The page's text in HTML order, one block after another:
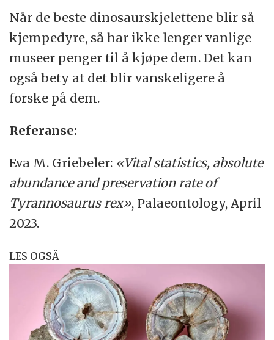
Når de beste dinosaurskjelettene blir så
kjempedyre, så har ikke lenger vanlige
museer penger til å kjøpe dem. Det kan
også bety at det blir vanskeligere å
forske på dem.
Referanse:
Eva M. Griebeler: «Vital statistics, absolute
abundance and preservation rate of
Tyrannosaurus rex», Palaeontology, April
2023.
LES OGSÅ